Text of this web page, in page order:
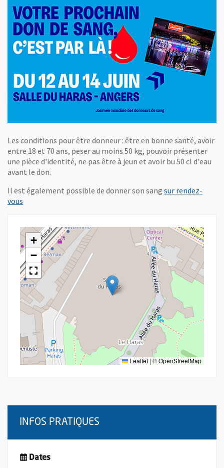
Les conditions pour être donneur : être en bonne santé, avoir
entre 18 et 70 ans, peser au moins 50 kg, pouvoir présenter
une pièce d'identité, ne pas être à jeun et avoir bu 50 cl d'eau
avant le don.
Il est également possible de donner son sang sur rendez-
vous
+
−
Leaflet | ©OpenStreetMap
INFOS PRATIQUES
Dates